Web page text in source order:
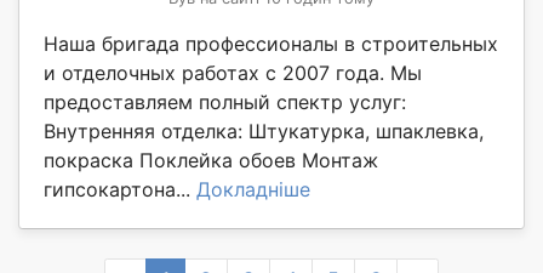
Наша бригада профессионалы в строительных
и отделочных работах с 2007 года. Мы
предоставляем полный спектр услуг:
Внутренняя отделка: Штукатурка, шпаклевка,
покраска Поклейка обоев Монтаж
гипсокартона... Докладніше